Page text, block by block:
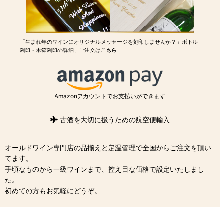
「生まれ年のワインにオリジナルメッセージを刻印しませんか？」ボトル
刻印・木箱刻印の詳細、ご注文はこちら
Amazonアカウントでお支払いができます
古酒を大切に扱うための航空便輸入
オールドワイン専門店の品揃えと定温管理で全国からご注文を頂い
てます。
手頃なものから一級ワインまで、控え目な価格で設定いたしまし
た。
初めての方もお気軽にどうぞ。